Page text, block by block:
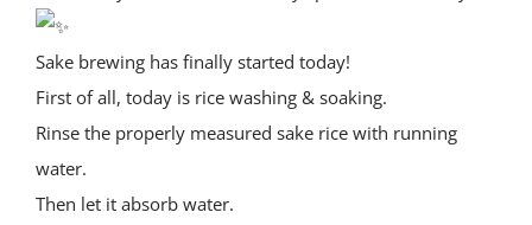
Sake brewing has finally started today!
First of all, today is rice washing & soaking.
Rinse the properly measured sake rice with running
water.
Then let it absorb water.